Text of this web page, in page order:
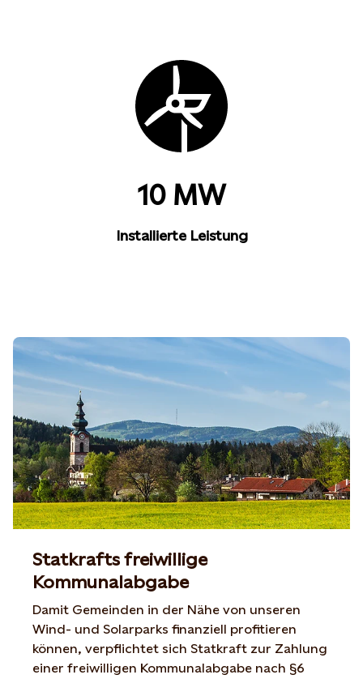
10 MW
Installierte Leistung
Statkrafts freiwillige
Kommunalabgabe
Damit Gemeinden in der Nähe von unseren
Wind- und Solarparks finanziell profitieren
können, verpflichtet sich Statkraft zur Zahlung
einer freiwilligen Kommunalabgabe nach §6